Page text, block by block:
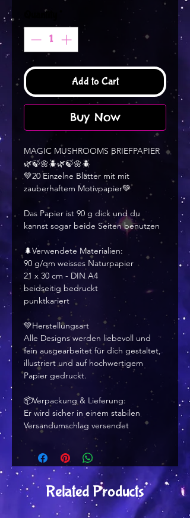
Quantity
Add to Cart
Buy Now
MAGIC MUSHROOMS BRIEFPAPIER
🌿🍃🌼🪲🌿🍃🌼🪲
💚20 Einzelne Blätter mit mit
zauberhaftem Motivpapier💚
Das Papier ist 90 g dick und du
kannst sogar beide Seiten benutzen
🌲Verwendete Materialien:
90 g/qm weisses Naturpapier
21 x 30 cm - DIN A4
beidseitig bedruckt
punktkariert
💚Herstellungsart
Alle Designs werden liebevoll und
fein ausgearbeitet für dich gestaltet,
illustriert und auf hochwertigem
Papier gedruckt.
📦Verpackung & Lieferung:
Er wird sicher in einem stabilen
Versandumschlag versendet
Related Products